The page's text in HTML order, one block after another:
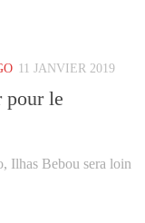
11 JANVIER 2019
pour le
Ilhas Bebou sera loin